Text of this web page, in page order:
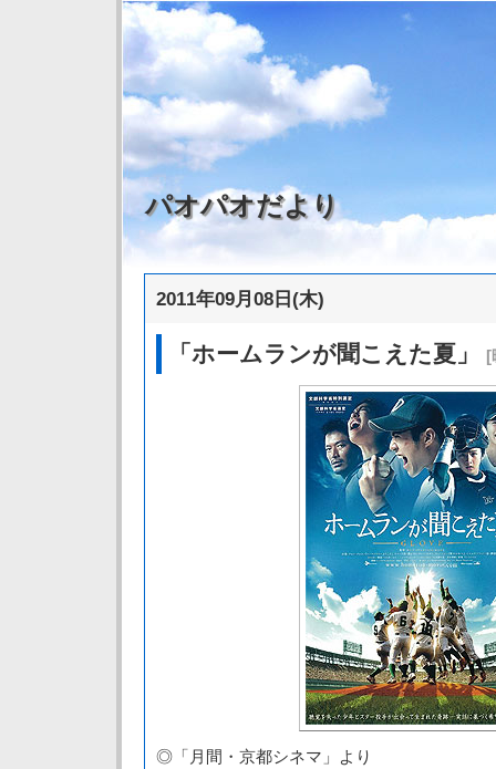
パオパオだより
2011年09月08日(木)
「ホームランが聞こえた夏」 [
◎「月間・京都シネマ」より